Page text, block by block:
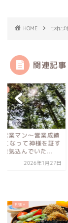
HOME つれづ
関連記事
営業マン〜営業成績
になって神様を証す
意気込んでいた...
2026年1月27日